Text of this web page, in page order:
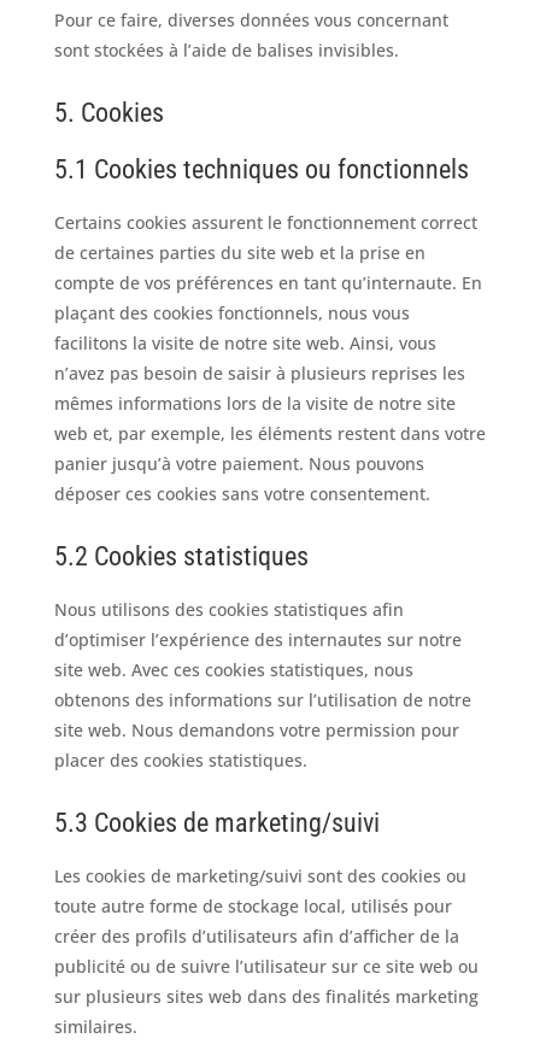
Pour ce faire, diverses données vous concernant
sont stockées à l’aide de balises invisibles.
5. Cookies
5.1 Cookies techniques ou fonctionnels
Certains cookies assurent le fonctionnement correct
de certaines parties du site web et la prise en
compte de vos préférences en tant qu’internaute. En
plaçant des cookies fonctionnels, nous vous
facilitons la visite de notre site web. Ainsi, vous
n’avez pas besoin de saisir à plusieurs reprises les
mêmes informations lors de la visite de notre site
web et, par exemple, les éléments restent dans votre
panier jusqu’à votre paiement. Nous pouvons
déposer ces cookies sans votre consentement.
5.2 Cookies statistiques
Nous utilisons des cookies statistiques afin
d’optimiser l’expérience des internautes sur notre
site web. Avec ces cookies statistiques, nous
obtenons des informations sur l’utilisation de notre
site web. Nous demandons votre permission pour
placer des cookies statistiques.
5.3 Cookies de marketing/suivi
Les cookies de marketing/suivi sont des cookies ou
toute autre forme de stockage local, utilisés pour
créer des profils d’utilisateurs afin d’afficher de la
publicité ou de suivre l’utilisateur sur ce site web ou
sur plusieurs sites web dans des finalités marketing
similaires.